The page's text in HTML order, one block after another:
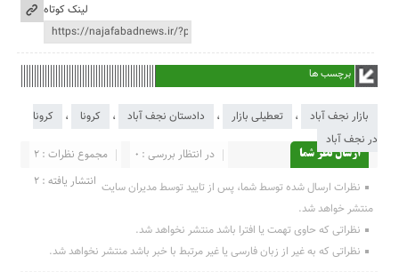
لینک کوتاه
برچسب ها
بازار نجف آباد ، تعطیلی بازار ، دادستان نجف آباد ، کرونا ،
کرونا
در نجف آباد
ارسال نظر شما مجموع نظرات : 2
در انتظار بررسی : 0
انتشار یافته : 2 نظرات ارسال شده توسط شما، پس از تایید توسط مدیران سایت
منتشر خواهد شد.
نظراتی که حاوی تهمت یا افترا باشد منتشر نخواهد شد.
نظراتی که به غیر از زبان فارسی یا غیر مرتبط با خبر باشد منتشر نخواهد شد.